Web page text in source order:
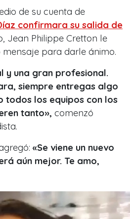
de su cuenta de
confirmara su salida de
Jean Philippe Cretton le
para darle ánimo.
y una gran profesional.
siempre entregas algo
todos los equipos con los
tanto», comenzó
«Se viene un nuevo
aún mejor. Te amo,